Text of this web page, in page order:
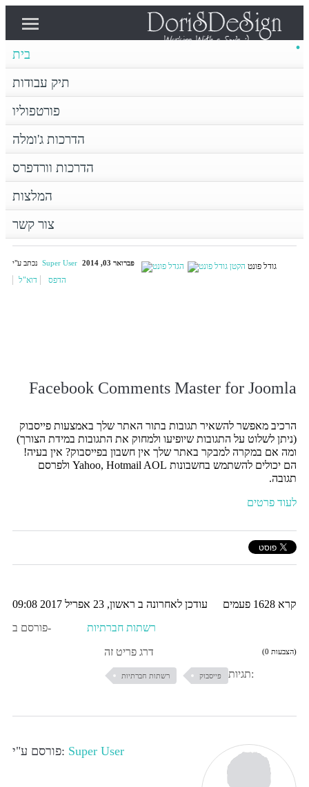
המלצות צור קשר
בית
תיק עבודות
פורטפוליו
הדרכות ג'ומלה
הדרכות וורדפרס
המלצות
צור קשר
דף הבית
FACEBOOK COMMENTS MASTER FOR
JOOMLA
Super User פברואר 03, 2014
גודל פונט
הדפס
דוא"ל
Facebook Comments Master for Joomla
הרכיב מאפשר להשאיר תגובות בתור האתר שלך באמצעות פייסבוק
(ניתן לשלוט על התגובות שיופיעו ולמחוק את התגובות במידת הצורך)
ומה אם במקרה למבקר באתר שלך אין חשבון בפייסבוק? אין בעיה!
הם יכולים להשתמש בחשבונות Yahoo, Hotmail AOL ולפרסם
תגובה.
לעוד פרטים
קרא 1628 פעמים
עודכן לאחרונה ב ראשון, 23 אפריל 2017 09:08
פורסם ב-
רשתות חברתיות
דרג פריט זה (0 הצבעות)
תגיות: פייסבוק רשתות חברתיות
פורסם ע"י: Super User